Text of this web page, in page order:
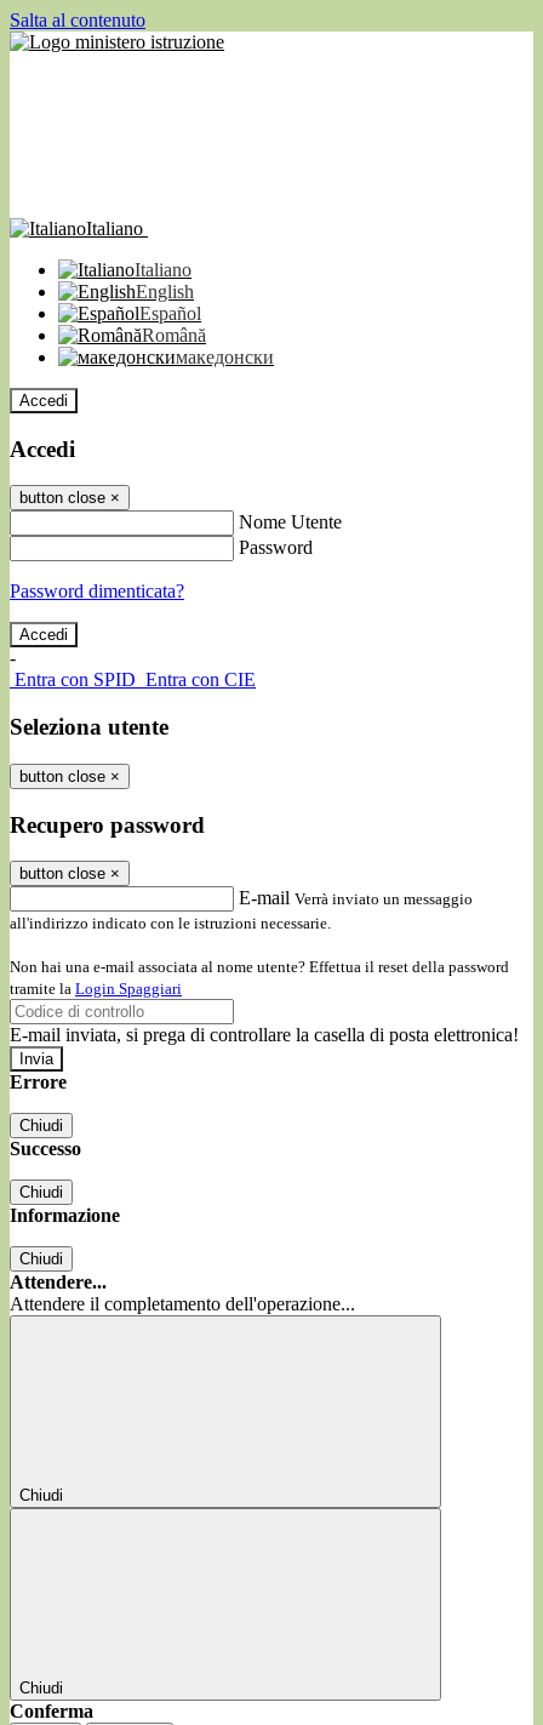
Salta al contenuto
Italiano
Italiano
English
Español
Română
македонски
Accedi
Accedi
button close ×
Nome Utente
Password
Password dimenticata?
-
Entra con SPID Entra con CIE
Seleziona utente
button close ×
Recupero password
button close ×
E-mail Verrà inviato un messaggio
all'indirizzo indicato con le istruzioni necessarie.
Non hai una e-mail associata al nome utente? Effettua il reset della password
tramite la Login Spaggiari
E-mail inviata, si prega di controllare la casella di posta elettronica!
Errore
Chiudi
Successo
Chiudi
Informazione
Chiudi
Attendere...
Attendere il completamento dell'operazione...
Chiudi
Chiudi
Conferma